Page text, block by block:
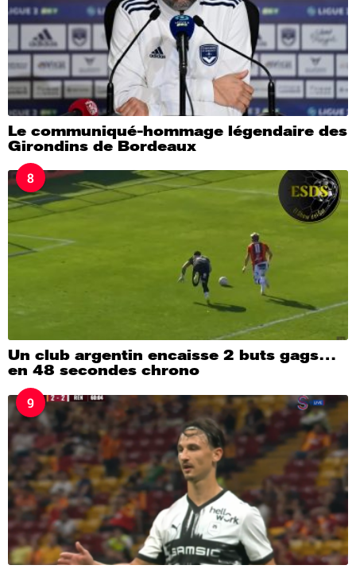
Le communiqué-hommage légendaire des
Girondins de Bordeaux
8
Un club argentin encaisse 2 buts gags…
en 48 secondes chrono
9